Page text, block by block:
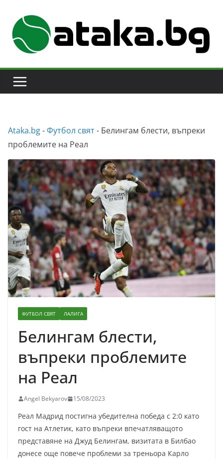
content
Аtaka.bg-Футбол свят- Белингам блести, въпреки
проблемите на Реал
ФУТБОЛ СВЯТ ЛАЛИГА
Белингам блести,
въпреки проблемите
на Реал
Angel Bekyarov 15/08/2023
Реал Мадрид постигна убедителна победа с 2:0 като
гост на Атлетик, като въпреки впечатляващото
представяне на Джуд Белингам, визитата в Билбао
донесе още повече проблеми за треньора Карло